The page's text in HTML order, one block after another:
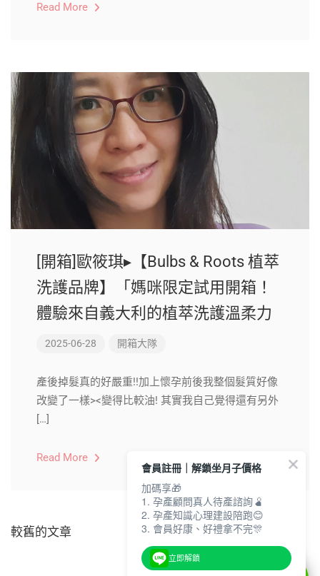
Read More
[開箱]歐筱琪▸【Bulbs & Roots 植萃
洗護品牌】「媽咪限定試用開箱！
體驗來自義大利的植萃洗護溫柔力
2025-06-28 開箱大隊
產後掉髮真的好嚴重!!加上懷孕前後我整個髮質好像
改變了一樣><變得比較油! 其實我自己覺得還有另外
[…]
Read More
較舊的文章
會員註冊｜解鎖坐月子價格
加碼享🎁
1. 孕產顧問真人待產諮詢🫄
2. 孕產知識心理建設陪跑😊
3. 會員好康、好禮拿不完🎊
立即解鎖